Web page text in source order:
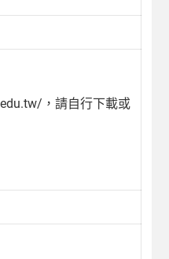
，請自行下載或